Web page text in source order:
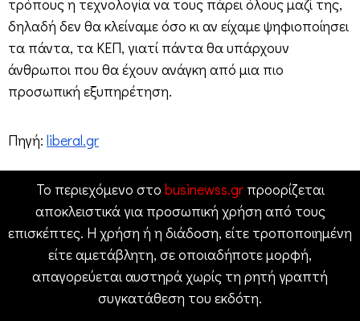
δηλαδή δεν θα κλείναμε όσο κι αν είχαμε ψηφιοποίησει
τα πάντα, τα ΚΕΠ, γιατί πάντα θα υπάρχουν
άνθρωποι που θα έχουν ανάγκη από μια πιο
προσωπική εξυπηρέτηση.
Πηγή: liberal.gr
Το περιεχόμενο στο businewss.grπροορίζεται
αποκλειστικά για προσωπική χρήση από τους
επισκέπτες. Η χρήση ή η διάδοση, είτε τροποποιημένη
είτε αμετάβλητη, σε οποιαδήποτε μορφή,
απαγορεύεται αυστηρά χωρίς τη ρητή γραπτή
συγκατάθεση του εκδότη.